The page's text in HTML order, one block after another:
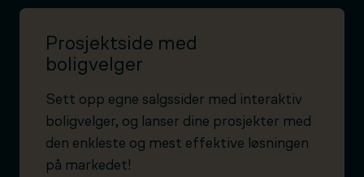
Prosjektside med
boligvelger
Sett opp egne salgssider med interaktiv
boligvelger, og lanser dine prosjekter med
den enkleste og mest effektive løsningen
på markedet!